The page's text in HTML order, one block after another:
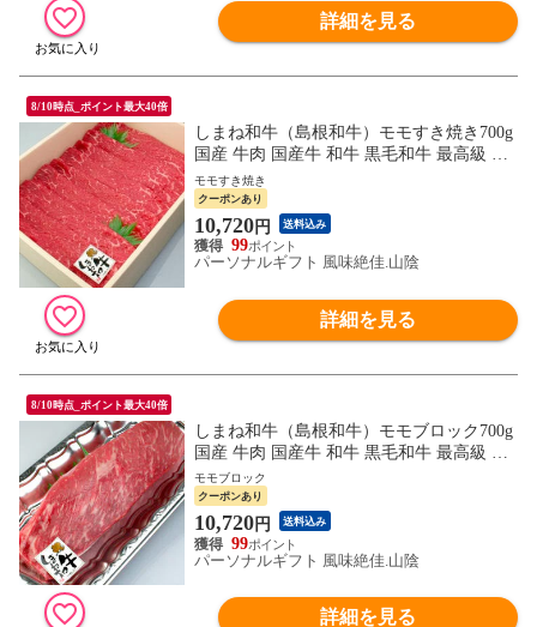
詳細を見る
8/10時点_ポイント最大40倍
しまね和牛（島根和牛）モモすき焼き700g
国産 牛肉 国産牛 和牛 黒毛和牛 最高級 特
選 厳選 送料無料（北海道・沖縄を除く）
モモすき焼き
クーポンあり
10,720円 送料込み
99
パーソナルギフト 風味絶佳.山陰
詳細を見る
8/10時点_ポイント最大40倍
しまね和牛（島根和牛）モモブロック700g
国産 牛肉 国産牛 和牛 黒毛和牛 最高級 特
選 厳選 送料無料（北海道・沖縄を除く）
モモブロック
クーポンあり
10,720円 送料込み
99
パーソナルギフト 風味絶佳.山陰
詳細を見る